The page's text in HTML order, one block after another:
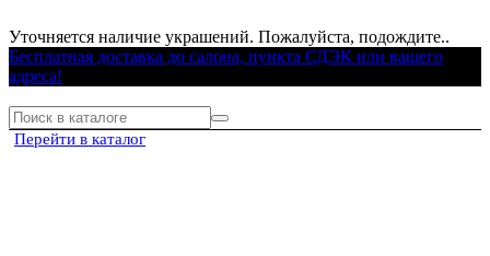
Уточняется наличие украшений. Пожалуйста, подождите..
Бесплатная доставка до салона, пункта СДЭК или вашего
адреса!
Перейти в каталог